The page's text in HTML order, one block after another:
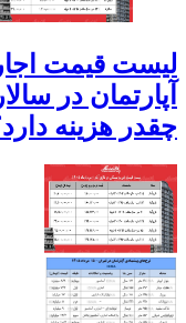
لیست قیمت
آپارتمان در
چقدر هزینه